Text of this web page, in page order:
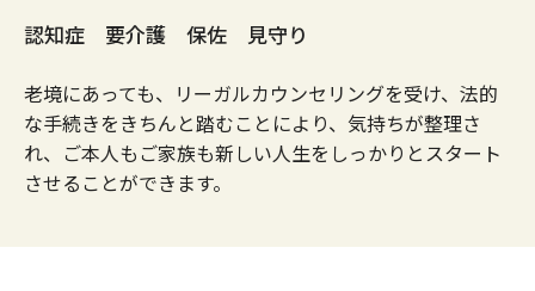
認知症 要介護 保佐 見守り
老境にあっても、リーガルカウンセリングを受け、法的
な手続きをきちんと踏むことにより、気持ちが整理さ
れ、ご本人もご家族も新しい人生をしっかりとスタート
させることができます。